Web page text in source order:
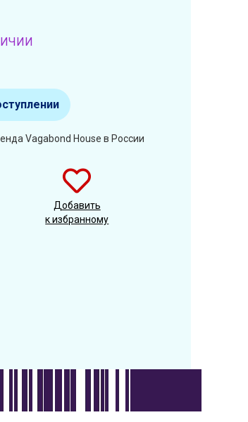
Vagabond House в России
Добавить
к избранному